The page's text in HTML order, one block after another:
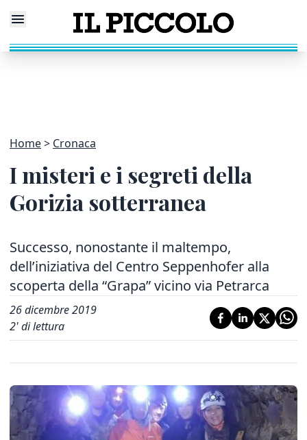
Home Cronaca
I misteri e i segreti della
Gorizia sotterranea
Successo, nonostante il maltempo,
dell’iniziativa del Centro Seppenhofer alla
scoperta della “Grapa” vicino via Petrarca
26 dicembre 2019
2' di lettura